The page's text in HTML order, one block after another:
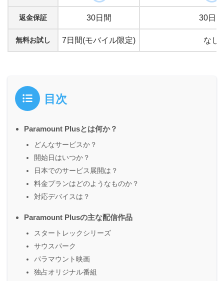
返金保証 30日間 30日間
無料お試し 7日間(モバイル限定) なし
目次
Paramount Plusとは何か？
どんなサービスか？
開始日はいつか？
日本でのサービス展開は？
料金プランはどのようなものか？
対応デバイスは？
Paramount Plusの主な配信作品
スタートレックシリーズ
サウスパーク
パラマウント映画
独占オリジナル番組